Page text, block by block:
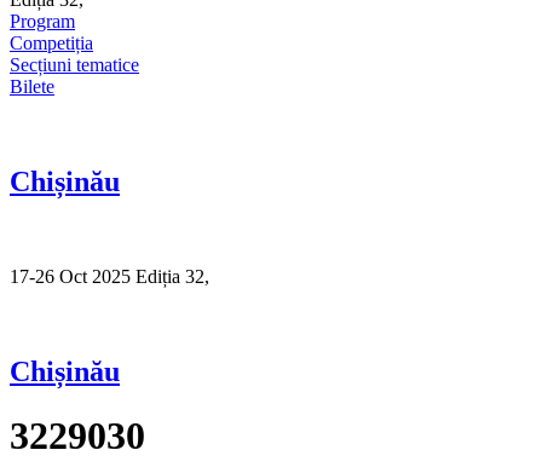
Program
Competiția
Secțiuni tematice
Bilete
Chișinău
17-26 Oct 2025 Ediția 32,
Chișinău
3229030